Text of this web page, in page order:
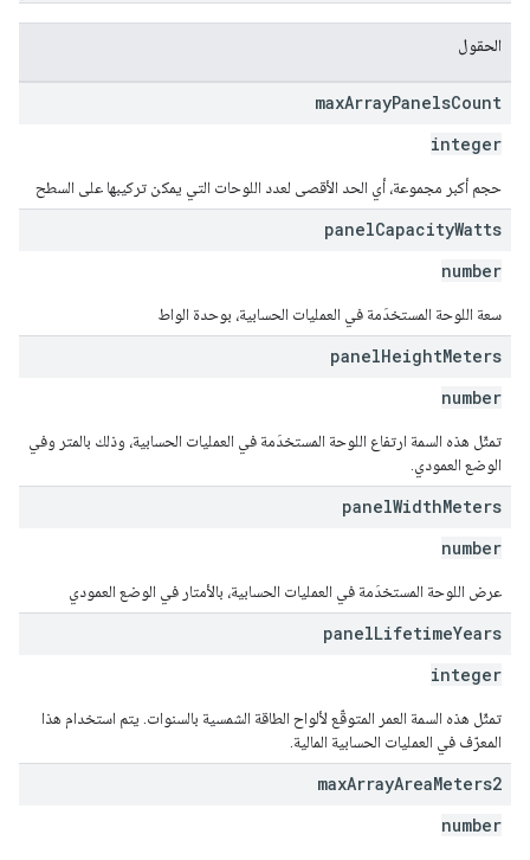
الحقول
maxArrayPanelsCount
integer
حجم أكبر مجموعة، أي الحد الأقصى لعدد اللوحات التي يمكن تركيبها على السطح
panelCapacityWatts
number
سعة اللوحة المستخدَمة في العمليات الحسابية، بوحدة الواط
panelHeightMeters
number
تمثّل هذه السمة ارتفاع اللوحة المستخدَمة في العمليات الحسابية، وذلك بالمتر وفي
الوضع العمودي.
panelWidthMeters
number
عرض اللوحة المستخدَمة في العمليات الحسابية، بالأمتار في الوضع العمودي
panelLifetimeYears
integer
تمثّل هذه السمة العمر المتوقّع لألواح الطاقة الشمسية بالسنوات. يتم استخدام هذا
المعرّف في العمليات الحسابية المالية.
maxArrayAreaMeters2
number